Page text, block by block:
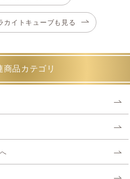
カイトキューブも見る
商品カテゴリ